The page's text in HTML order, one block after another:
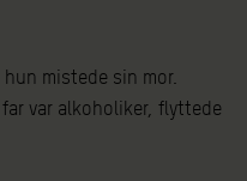
mistede sin mor.
var alkoholiker, flyttede